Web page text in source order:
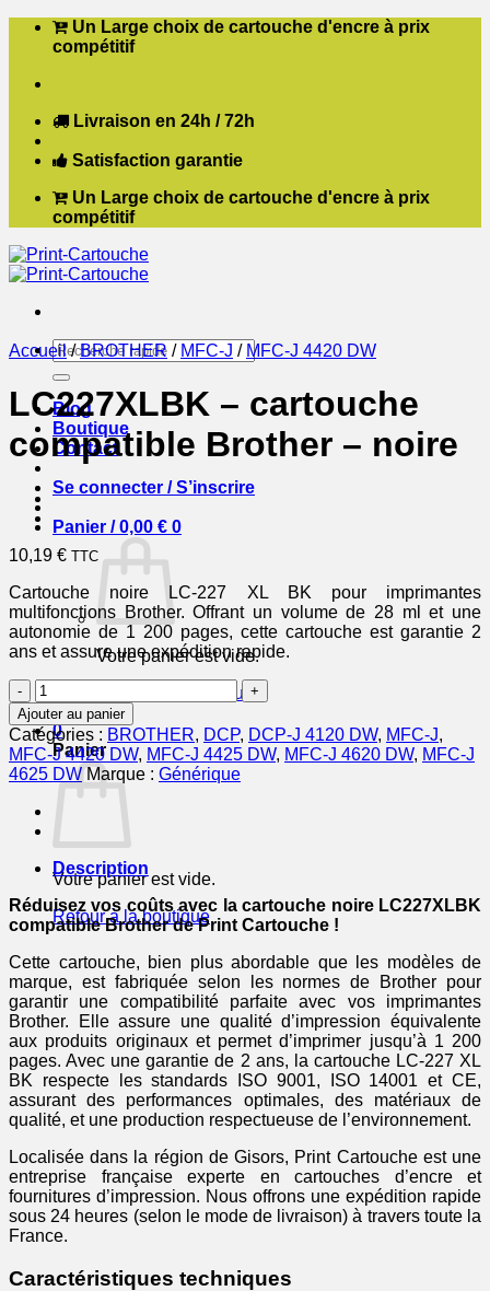
Passer Un Large choix de cartouche d'encre à prix
compétitif
Livraison en 24h / 72h
Satisfaction garantie
Un Large choix de cartouche d'encre à prix
compétitif
Recherche
pour :
Blog
Boutique
Contact
Se connecter / S’inscrire
Panier /0,00 € 0
Votre panier est vide.
Retour à la boutique
0
Panier
Votre panier est vide.
Retour à la boutique
Accueil / BROTHER / MFC-J / MFC-J 4420 DW
LC227XLBK – cartouche
compatible Brother – noire
10,19 € TTC
Cartouche noire LC-227 XL BK pour imprimantes
multifonctions Brother. Offrant un volume de 28 ml et une
autonomie de 1 200 pages, cette cartouche est garantie 2
ans et assure une expédition rapide.
quantité
de
LC227XLBK
-
cartouche
compatible
Brother
-
noire
Ajouter au panier
Catégories : BROTHER, DCP, DCP-J 4120 DW, MFC-J,
MFC-J 4420 DW, MFC-J 4425 DW, MFC-J 4620 DW, MFC-J
4625 DW Marque : Générique
Description
Réduisez vos coûts avec la cartouche noire LC227XLBK
compatible Brother de Print Cartouche !
Cette cartouche, bien plus abordable que les modèles de
marque, est fabriquée selon les normes de Brother pour
garantir une compatibilité parfaite avec vos imprimantes
Brother. Elle assure une qualité d’impression équivalente
aux produits originaux et permet d’imprimer jusqu’à 1 200
pages. Avec une garantie de 2 ans, la cartouche LC-227 XL
BK respecte les standards ISO 9001, ISO 14001 et CE,
assurant des performances optimales, des matériaux de
qualité, et une production respectueuse de l’environnement.
Localisée dans la région de Gisors, Print Cartouche est une
entreprise française experte en cartouches d’encre et
fournitures d’impression. Nous offrons une expédition rapide
sous 24 heures (selon le mode de livraison) à travers toute la
France.
Caractéristiques techniques